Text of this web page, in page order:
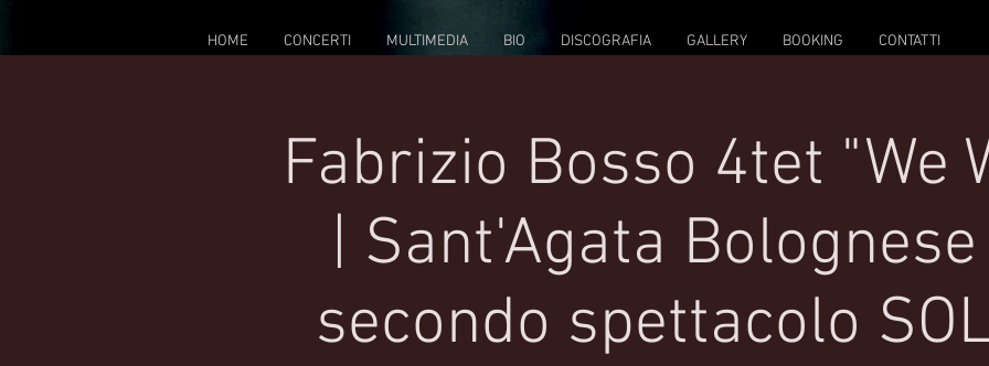
HOME CONCERTI MULTIMEDIA BIO DISCOGRAFIA GALLERY BOOKING CONTATTI
Fabrizio Bosso 4tet "We
| Sant'Agata Bolognese
secondo spettacolo